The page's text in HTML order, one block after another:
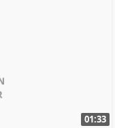
01:33